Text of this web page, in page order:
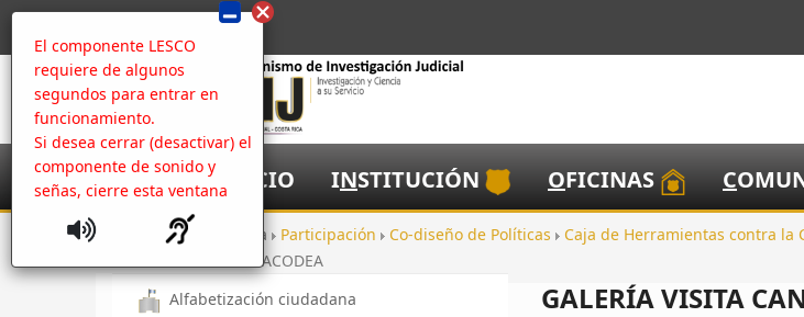
El componente LESCO
requiere de algunos
segundos para entrar en
funcionamiento.
Si desea cerrar (desactivar) el
componente de sonido y
señas, cierre esta ventana
NICIO INSTITUCIÓN OFICINAS C
Inicio Apertura Participación Co-diseño de Políticas Caja de Herramientas contra la
Galería Visita CANACODEA
Alfabetización ciudadana
GALERÍA VISITA